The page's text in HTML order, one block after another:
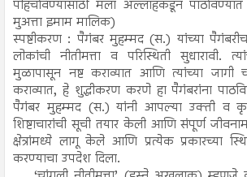
पोहचविण्यासाठी मला अल्लाहकडून
मुअत्ता इमाम मालिक)
स्पष्टीकरण : पैगंबर मुहम्मद (स.) यांच्या
लोकांची नीतीमत्ता व परिस्थिती सुधारावी.
मुळापासून नष्ट कराव्यात आणि त्यांच्या जागी
कराव्यात, हे शुद्धीकरण करणे हा पैगंबरांना
पैगंबर मुहम्मद (स.) यांनी आपल्या उक्ती व
शिष्टाचारांची सूची तयार केली आणि संपूर्ण
क्षेत्रांमध्ये लागू केले आणि प्रत्येक प्रकारच्या
करण्याचा उपदेश दिला.